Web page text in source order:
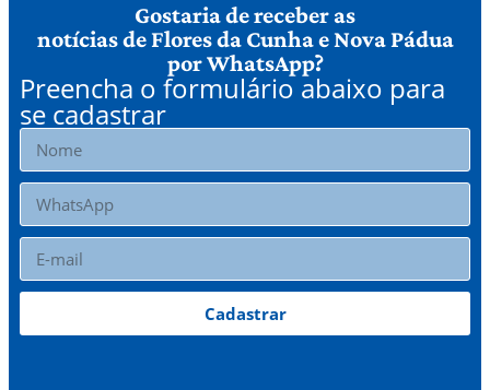
Gostaria de receber as
notícias de Flores da Cunha e Nova Pádua
por WhatsApp?
Preencha o formulário abaixo para
se cadastrar
Cadastrar